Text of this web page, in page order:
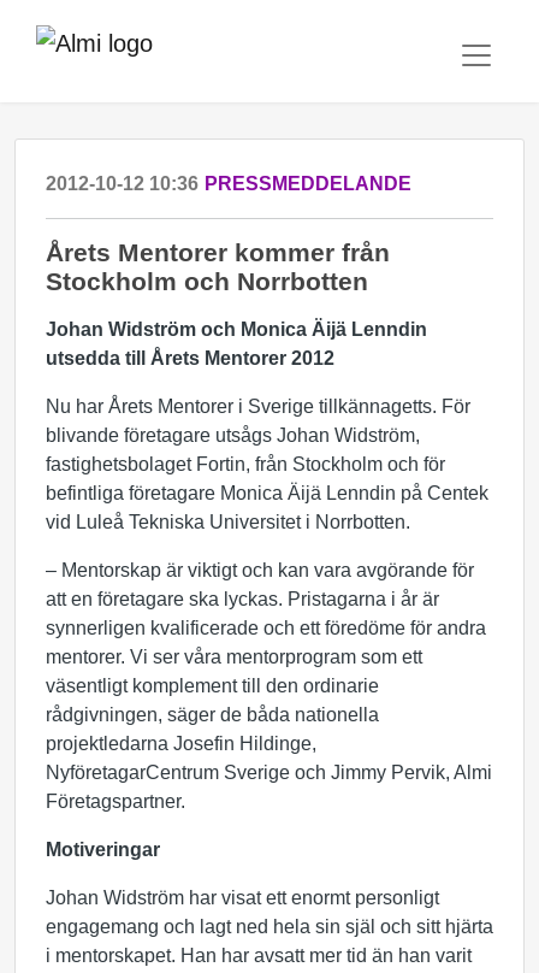
2012-10-12 10:36 PRESSMEDDELANDE
Årets Mentorer kommer från
Stockholm och Norrbotten
Johan Widström och Monica Äijä Lenndin
utsedda till Årets Mentorer 2012
Nu har Årets Mentorer i Sverige tillkännagetts. För
blivande företagare utsågs Johan Widström,
fastighetsbolaget Fortin, från Stockholm och för
befintliga företagare Monica Äijä Lenndin på Centek
vid Luleå Tekniska Universitet i Norrbotten.
– Mentorskap är viktigt och kan vara avgörande för
att en företagare ska lyckas. Pristagarna i år är
synnerligen kvalificerade och ett föredöme för andra
mentorer. Vi ser våra mentorprogram som ett
väsentligt komplement till den ordinarie
rådgivningen, säger de båda nationella
projektledarna Josefin Hildinge,
NyföretagarCentrum Sverige och Jimmy Pervik, Almi
Företagspartner.
Motiveringar
Johan Widström har visat ett enormt personligt
engagemang och lagt ned hela sin själ och sitt hjärta
i mentorskapet. Han har avsatt mer tid än han varit